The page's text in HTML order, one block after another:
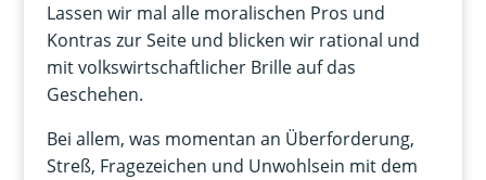
Lassen wir mal alle moralischen Pros und
Kontras zur Seite und blicken wir rational und
mit volkswirtschaftlicher Brille auf das
Geschehen.
Bei allem, was momentan an Überforderung,
Streß, Fragezeichen und Unwohlsein mit dem